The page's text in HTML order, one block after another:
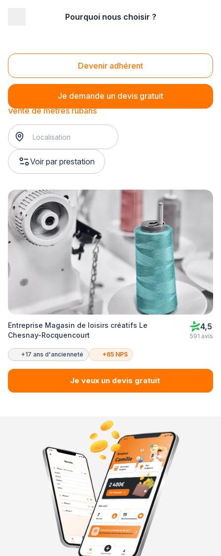
Pourquoi nous choisir ?
Devenir adhérent
Je demande un devis gratuit
Vente de mètres rubans
Vente de mètres rubans
Voir par prestation
Entreprise Magasin de loisirs créatifs Le
Chesnay-Rocquencourt
4,5
591 avis
+17 ans d'ancienneté +65 NPS
Je veux un devis gratuit